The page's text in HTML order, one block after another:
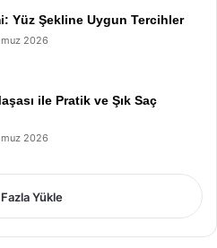
Yüz Şekline Uygun Tercihler
2026
ile Pratik ve Şık Saç
2026
Yükle